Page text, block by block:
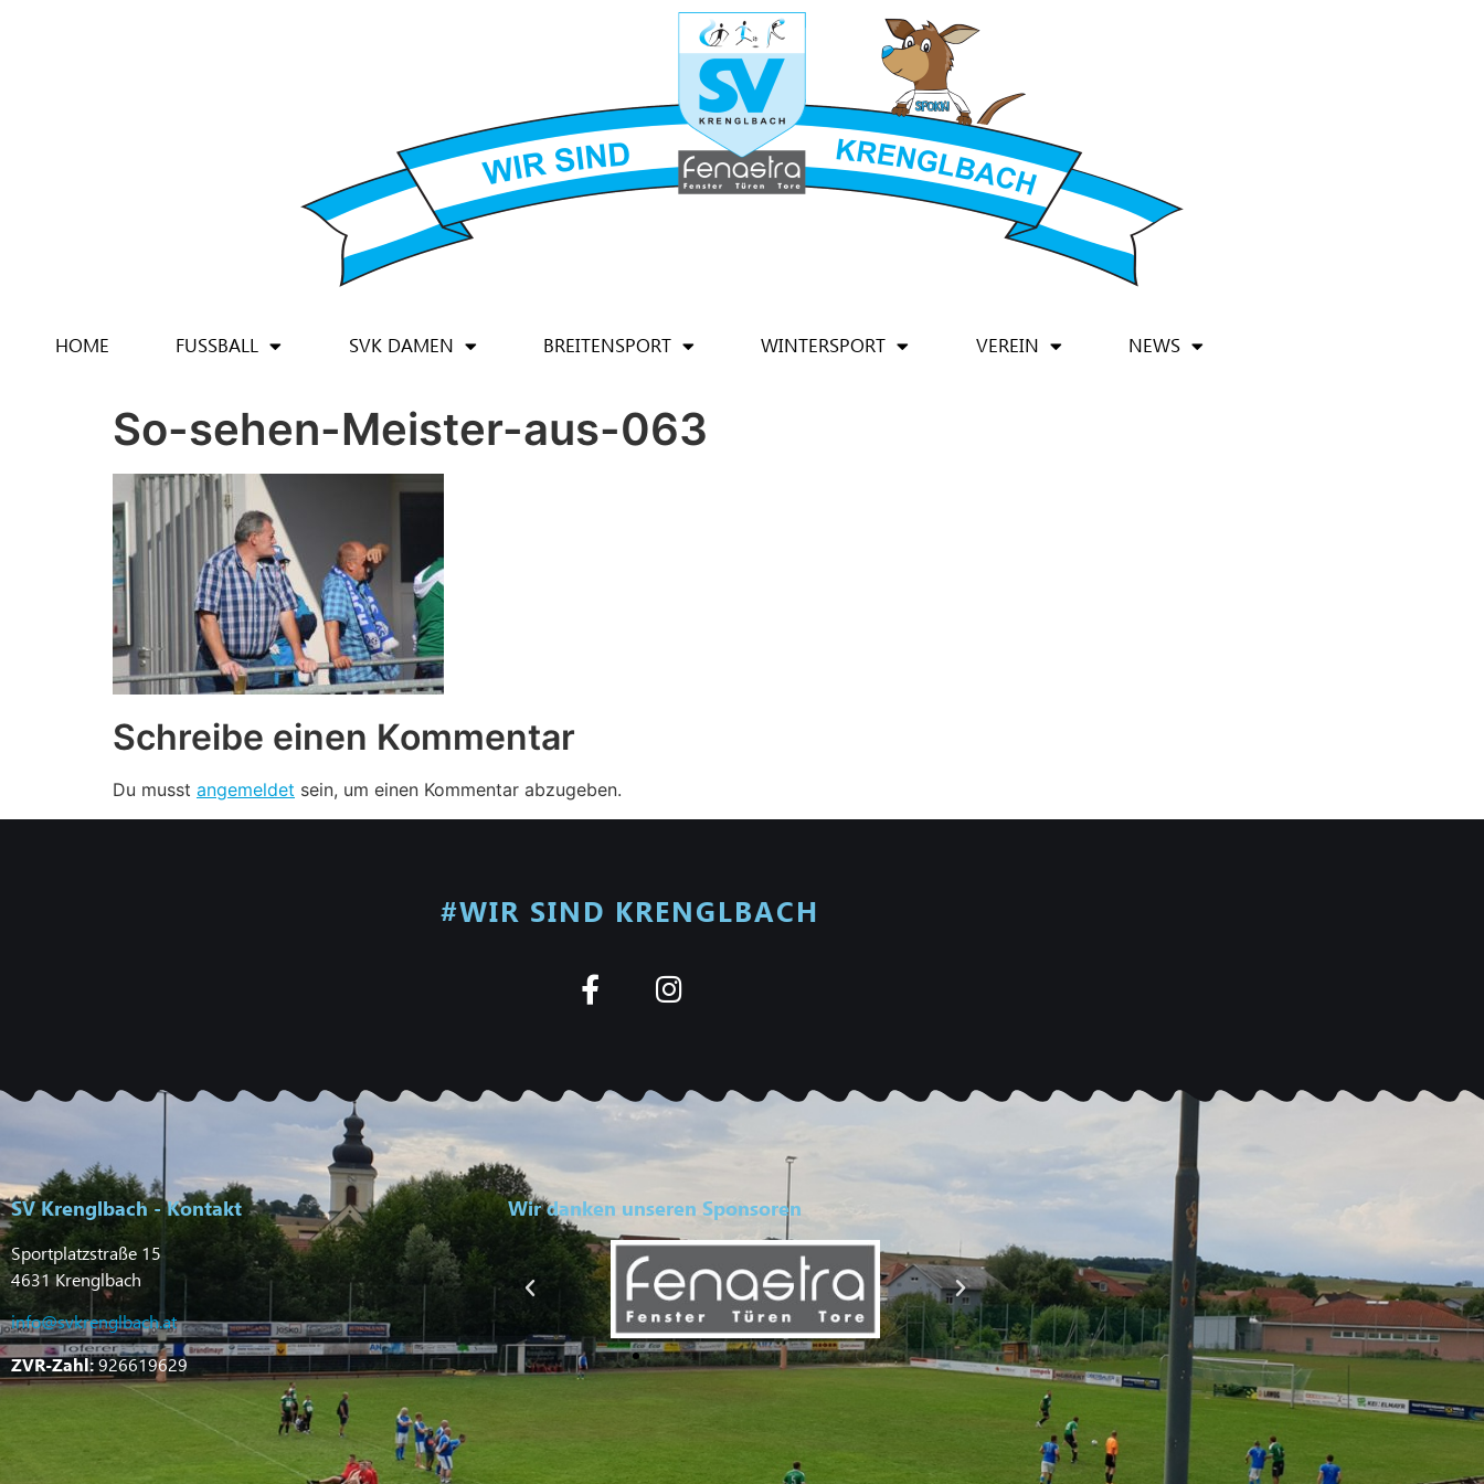
HOME FUSSBALL SVK DAMEN BREITENSPORT WINTERSPORT VEREIN NEWS
So-sehen-Meister-aus-063
Schreibe einen Kommentar
Du musst angemeldet sein, um einen Kommentar abzugeben.
#WIR SIND KRENGLBACH
SV Krenglbach - Kontakt
Sportplatzstraße 15
4631 Krenglbach
info@svkrenglbach.at
ZVR-Zahl:926619629
Wir danken unseren Sponsoren